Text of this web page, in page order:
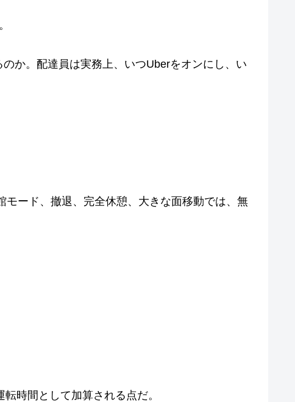
か。配達員は実務上、いつUberをオンにし、い
ード、撤退、完全休憩、大きな面移動では、無
時間として加算される点だ。